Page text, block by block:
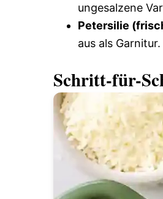
ungesalzene
Petersilie
aus als Garnitur.
Schritt-für-